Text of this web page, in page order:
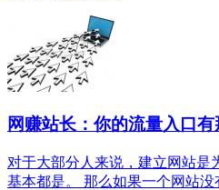
网赚站长：你的流量入口有
对于大部分人来说，建立网站是
基本都是。 那么如果一个网站